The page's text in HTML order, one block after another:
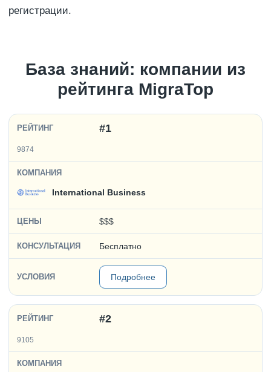
регистрации.
База знаний: компании из
рейтинга MigraTop
#1
9874
International Business
$$$
Бесплатно
Подробнее
#2
9105